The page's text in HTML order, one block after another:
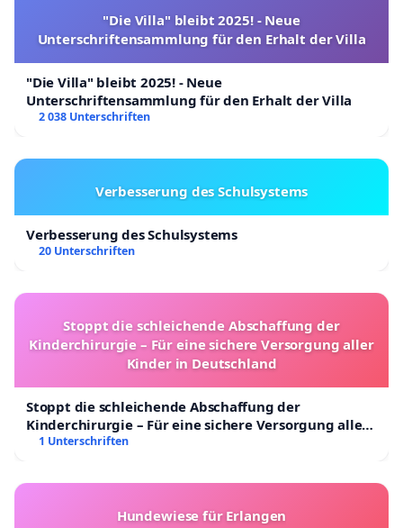
"Die Villa" bleibt 2025! - Neue
Unterschriftensammlung für den Erhalt der Villa
"Die Villa" bleibt 2025! - Neue
Unterschriftensammlung für den Erhalt der Villa
2 038 Unterschriften
Verbesserung des Schulsystems
Verbesserung des Schulsystems
20 Unterschriften
Stoppt die schleichende Abschaffung der
Kinderchirurgie – Für eine sichere Versorgung aller
Kinder in Deutschland
Stoppt die schleichende Abschaffung der
Kinderchirurgie – Für eine sichere Versorgung aller
Kinder in Deutschland
1 Unterschriften
Hundewiese für Erlangen